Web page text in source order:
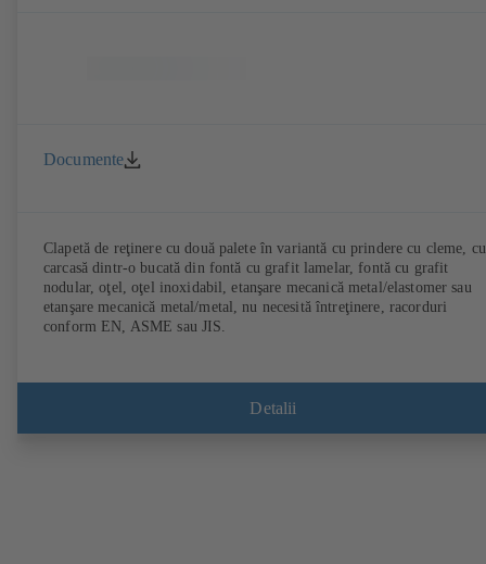
Documente
Clapetă de reţinere cu două palete în variantă cu prindere cu cleme, cu
carcasă dintr-o bucată din fontă cu grafit lamelar, fontă cu grafit
nodular, oţel, oţel inoxidabil, etanşare mecanică metal/elastomer sau
etanşare mecanică metal/metal, nu necesită întreţinere, racorduri
conform EN, ASME sau JIS.
Detalii